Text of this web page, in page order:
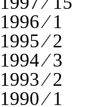
1996 ⁄ 1
1995 ⁄ 2
1994 ⁄ 3
1993 ⁄ 2
1990 ⁄ 1